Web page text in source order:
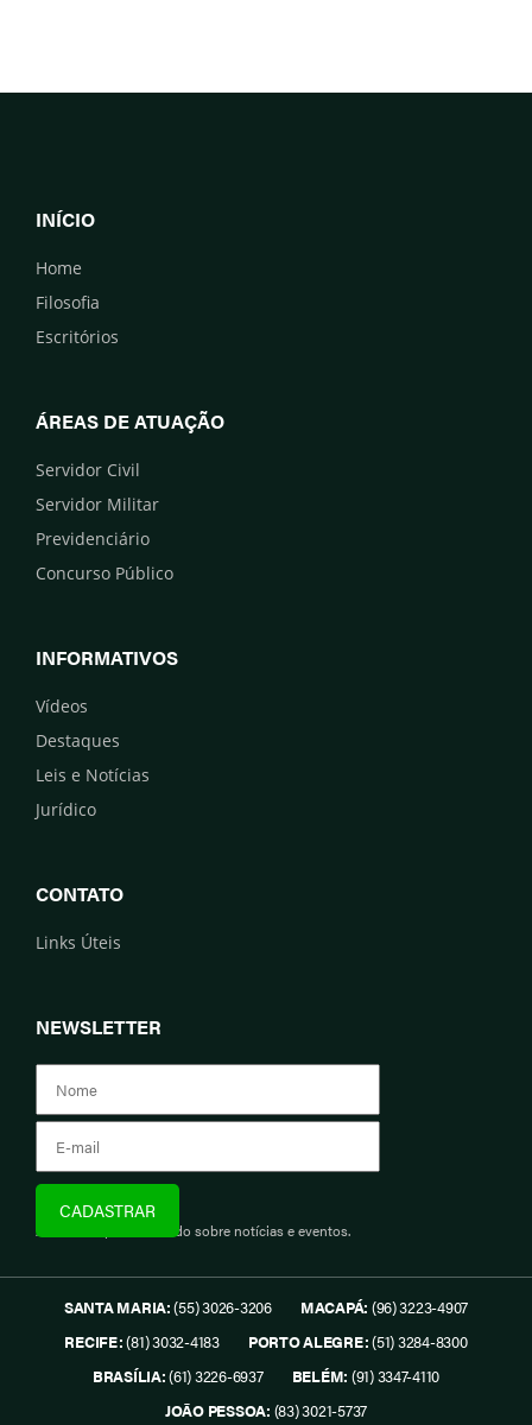
INÍCIO
Home
Filosofia
Escritórios
ÁREAS DE ATUAÇÃO
Servidor Civil
Servidor Militar
Previdenciário
Concurso Público
INFORMATIVOS
Vídeos
Destaques
Leis e Notícias
Jurídico
CONTATO
Links Úteis
NEWSLETTER
Assine e fique informado sobre notícias e eventos.
SANTA MARIA:(55) 3026-3206 MACAPÁ: (96) 3223-4907
RECIFE:(81) 3032-4183 PORTO ALEGRE:(51) 3284-8300
BRASÍLIA:(61) 3226-6937 BELÉM: (91) 3347-4110
JOÃO PESSOA: (83) 3021-5737